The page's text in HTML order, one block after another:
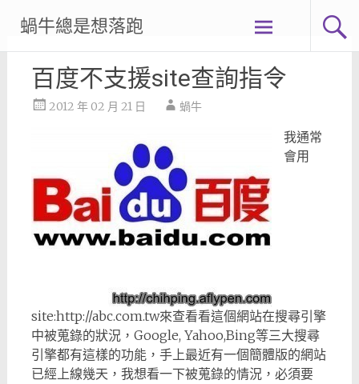
content
蝸牛總是想落跑
百度不支援site查詢指令
2012 年 02 月 21 日 蝸牛
我通常
會用
site:http://abc.com.tw來查看看這個網站在搜尋引擎
中被蒐錄的狀況，Google, Yahoo,Bing等三大搜尋
引擎都有這樣的功能，手上最近有一個簡體版的網站
已經上線幾天，我想看一下被蒐錄的情況，必須要